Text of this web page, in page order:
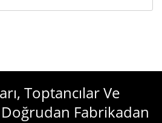
Toptancılar Ve
Fabrikadan